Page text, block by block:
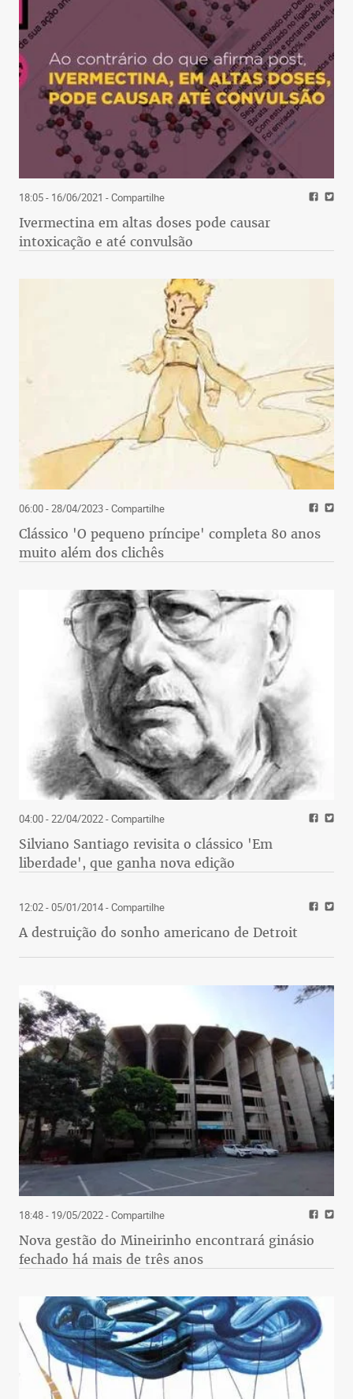
18:05 - 16/06/2021 - Compartilhe
Ivermectina em altas doses pode causar
intoxicação e até convulsão
06:00 - 28/04/2023- Compartilhe
Clássico 'O pequeno príncipe' completa 80 anos
muito além dos clichês
04:00 - 22/04/2022- Compartilhe
Silviano Santiago revisita o clássico 'Em
liberdade', que ganha nova edição
12:02 - 05/01/2014- Compartilhe
A destruição do sonho americano de Detroit
18:48 - 19/05/2022- Compartilhe
Nova gestão do Mineirinho encontrará ginásio
fechado há mais de três anos